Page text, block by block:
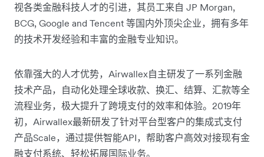
视各类金融科技人才的引进，其员工来自 JP Morgan,
BCG, Google and Tencent 等国内外顶尖企业，拥有多年
的技术开发经验和丰富的金融专业知识。
依靠强大的人才优势，Airwallex自主研发了一系列金融
技术产品，自动化处理全球收款、换汇、结算、汇款等全
流程业务，极大提升了跨境支付的效率和体验。2019年
初，Airwallex最新研发了针对平台型客户的集成式支付
产品Scale，通过提供智能API，帮助客户高效对接现有金
融支付系统、轻松拓展国际业务。